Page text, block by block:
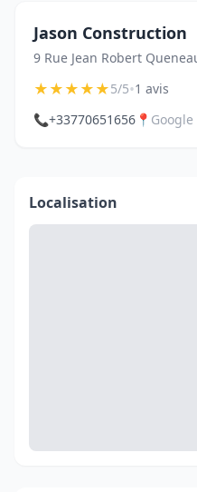
Jason Construction
9 Rue Jean Robert
★★★★★5/5•1 avis
📞+33770651656 📍
Localisation